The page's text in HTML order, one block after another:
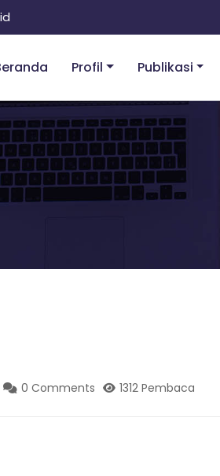
Profil Publikasi
0 Comments 1312 Pembaca